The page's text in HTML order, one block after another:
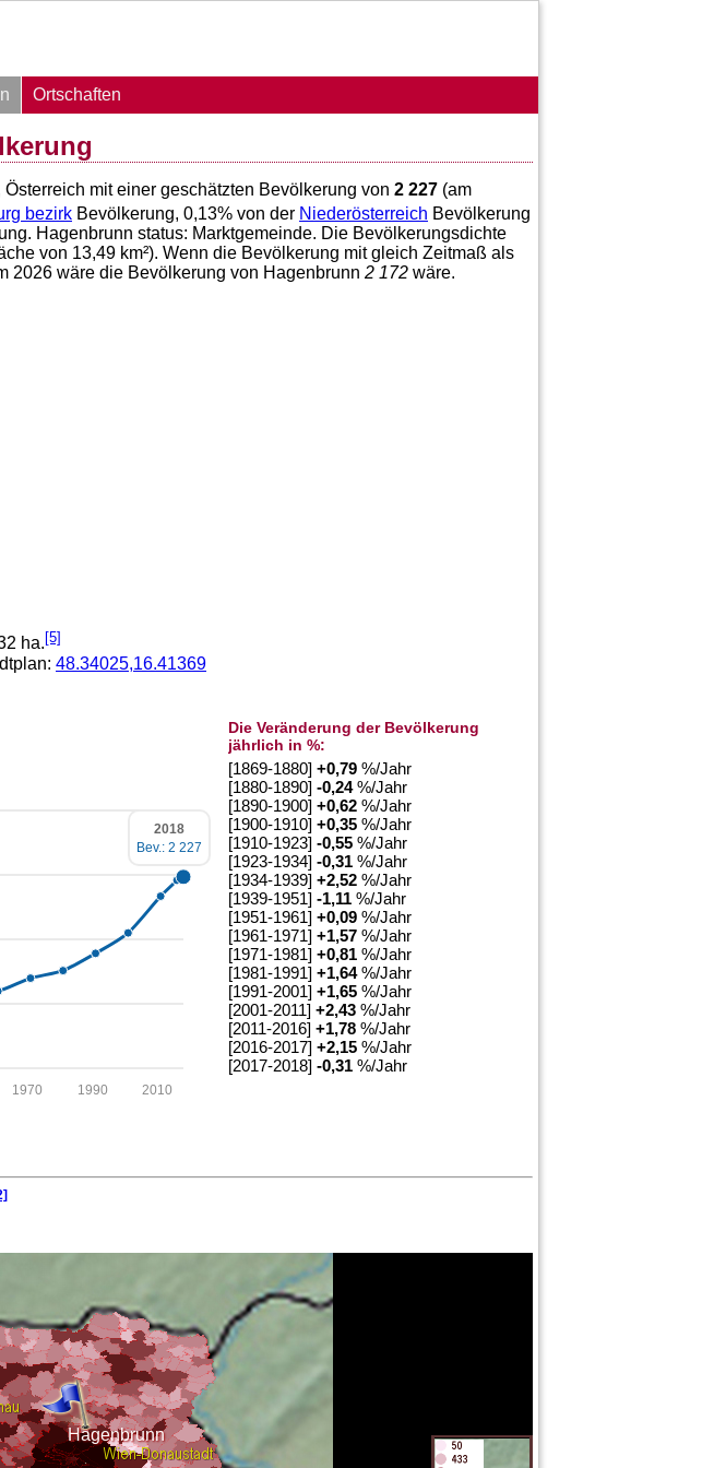
Ortschaften
mit einer geschätzten Bevölkerung von 2 227 (am
bezirk Bevölkerung, 0,13% von der Niederösterreich Bevölkerung
Hagenbrunn status: Marktgemeinde. Die Bevölkerungsdichte
von 13,49 km²). Wenn die Bevölkerung mit gleich Zeitmaß als
2026 wäre die Bevölkerung von Hagenbrunn 2 172 wäre.
ha. [5]
48.34025,16.41369
2010
1990
1970
2018
Bev.: 2 227
Die Veränderung der Bevölkerung
jährlich in %:
[1869-1880]+0,79 %/Jahr
[1880-1890]-0,24%/Jahr
[1890-1900]+0,62 %/Jahr
[1900-1910]+0,35 %/Jahr
[1910-1923]-0,55 %/Jahr
[1923-1934]-0,31 %/Jahr
[1934-1939]+2,52 %/Jahr
[1939-1951]-1,11 %/Jahr
[1951-1961]+0,09 %/Jahr
[1961-1971]+1,57 %/Jahr
[1971-1981]+0,81 %/Jahr
[1981-1991]+1,64%/Jahr
[1991-2001]+1,65 %/Jahr
[2001-2011]+2,43 %/Jahr
[2011-2016]+1,78 %/Jahr
[2016-2017]+2,15 %/Jahr
[2017-2018]-0,31 %/Jahr
Hagenbrunn